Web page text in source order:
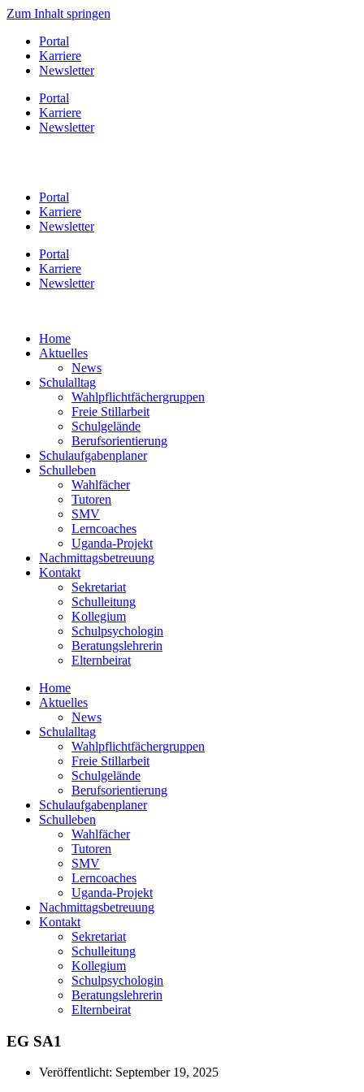
Zum Inhalt springen
Portal
Karriere
Newsletter
Portal
Karriere
Newsletter
Portal
Karriere
Newsletter
Portal
Karriere
Newsletter
Home
Aktuelles
News
Schulalltag
Wahlpflichtfächergruppen
Freie Stillarbeit
Schulgelände
Berufsorientierung
Schulaufgabenplaner
Schulleben
Wahlfächer
Tutoren
SMV
Lerncoaches
Uganda-Projekt
Nachmittagsbetreuung
Kontakt
Sekretariat
Schulleitung
Kollegium
Schulpsychologin
Beratungslehrerin
Elternbeirat
Home
Aktuelles
News
Schulalltag
Wahlpflichtfächergruppen
Freie Stillarbeit
Schulgelände
Berufsorientierung
Schulaufgabenplaner
Schulleben
Wahlfächer
Tutoren
SMV
Lerncoaches
Uganda-Projekt
Nachmittagsbetreuung
Kontakt
Sekretariat
Schulleitung
Kollegium
Schulpsychologin
Beratungslehrerin
Elternbeirat
EG SA1
Veröffentlicht: September 19, 2025